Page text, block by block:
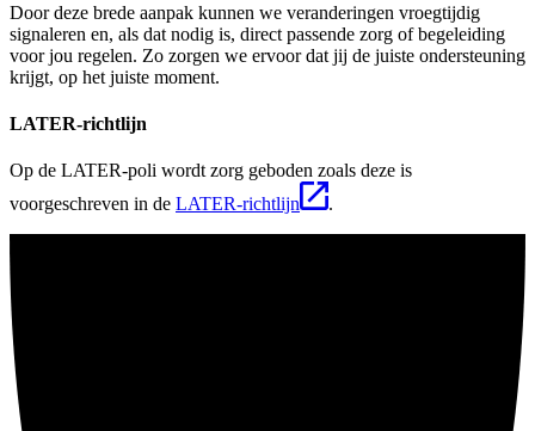
Door deze brede aanpak kunnen we veranderingen vroegtijdig
signaleren en, als dat nodig is, direct passende zorg of begeleiding
voor jou regelen. Zo zorgen we ervoor dat jij de juiste ondersteuning
krijgt, op het juiste moment.
LATER-richtlijn
Op de LATER-poli wordt zorg geboden zoals deze is
voorgeschreven in de LATER-richtlijn .